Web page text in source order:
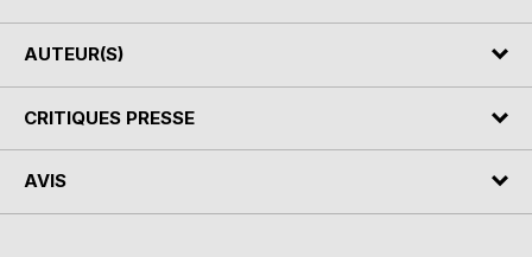
AUTEUR(S)
CRITIQUES PRESSE
AVIS